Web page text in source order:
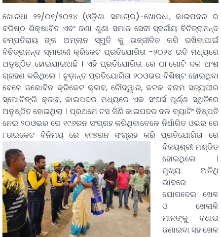
ଖୋରଧା ୨୨/୦୧/୨୦୨୪ (ଓଡ଼ିଶା ସମାଚାର)-ଖୋରଧା, କାଇପଦର ର
ବରିଷ୍ଠ ଶିକ୍ଷାବିତ ଏବଂ ଜଣା ଶୁଣା ସମାଜ ସେବୀ ସ୍ବର୍ଗୀୟ ବିଚିତ୍ରାନନ୍ଦ
ଚମ୍ପତିରାୟ ଙ୍କ ଅମ୍ଲାନ ସ୍ମୁତି କୁ ଉଜ୍ଜୀବିତ କରି ରଖିବାପାଇଁ
ବିଚିତ୍ରାନନ୍ଦ ସ୍ମାରକୀ କ୍ରିକେଟ ପ୍ରତିଯୋଗିତା -୨୦୨୪ ଇତି ମଧ୍ୟରେ
ଅନୁଷ୍ଠିତ ହୋଇଯାଇଅଛି । ଏହି ପ୍ରତିଯୋଗିତା ରେ ୦୮ଗୋଟି ଦଳ ଅଂଶ
ଗ୍ରହଣ କରିଥିଲେ । ଚୂଡ଼ାନ୍ତ ପ୍ରତିଯୋଗିତା ୨୦ଓଭର ବିଶିଷ୍ଟ ହୋଇଥିବା
ବେଳେ ଜକୋବିନ କ୍ରିକେଟ କ୍ଲବ, ଚୌଦ୍ୱାର, କଟକ ବନାମ ସତ୍ୟପୀର
ସ୍ପୋଟିଙ୍ଗି କ୍ଲବ, କାଇପଦର ମଧ୍ୟରେ ଏକ ସଂଘର୍ସ ପୂର୍ଣ୍ଣ ସ୍ଥିତିରେ
ଅନୁଷ୍ଠିତ ହୋଇଥିଲା । ପ୍ରଥମେ ଟସ ଜିଣି କାଇପଦର ଦଳ ବ୍ୟାଟିଂ ନିଷ୍ପତି
ନେଇ ୨୦ଓଭର ରେ ୧୯୬ରନ ସଂଗ୍ରହ କରିଥିବାବେଳେ ନିର୍ଧାରିତ ଓଭର ରେ
୮ଉଇକେଟ ବିନିମୟ ରେ ୧୯୭ରନ ସଂଗ୍ରହ କରି ପ୍ରତିଯୋଗିତା ରେ
ବିଜୟଶ୍ରୀ ମଣ୍ଡିତ
ହୋଇଥିଲେ ।
ମୁଖ୍ୟ ଅତିଥି
ଭାବରେ
ଯୋଗଦେଇ ଖେଳ
ଓ ଖେଳାଳି
ମାନଙ୍କୁ ବଧାଇ
ଜଣାଇବା ସହ ଖେଳ